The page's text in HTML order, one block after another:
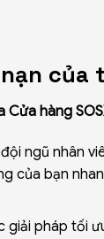
của
hàng
ngũ nhân
của bạn
giải pháp tối